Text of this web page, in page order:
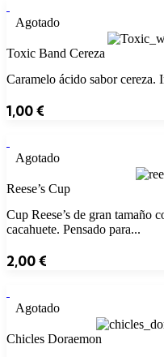
Agotado
Toxic Band Cereza
Caramelo ácido sabor cereza.
1,00€
Agotado
Reese’s Cup
Cup Reese’s de gran tamaño
cacahuete. Pensado para...
2,00€
Agotado
Chicles Doraemon